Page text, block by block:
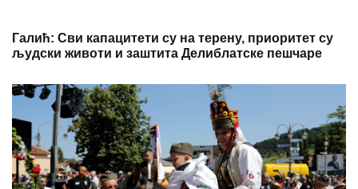
Галић: Сви капацитети су на терену, приоритет су
људски животи и заштита Делиблатске пешчаре